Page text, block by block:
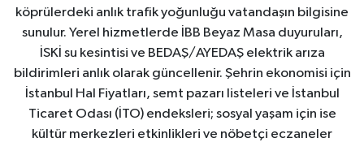
köprülerdeki anlık trafik yoğunluğu vatandaşın bilgisine
sunulur. Yerel hizmetlerde İBB Beyaz Masa duyuruları,
İSKİ su kesintisi ve BEDAŞ/AYEDAŞ elektrik arıza
bildirimleri anlık olarak güncellenir. Şehrin ekonomisi için
İstanbul Hal Fiyatları, semt pazarı listeleri ve İstanbul
Ticaret Odası (İTO) endeksleri; sosyal yaşam için ise
kültür merkezleri etkinlikleri ve nöbetçi eczaneler